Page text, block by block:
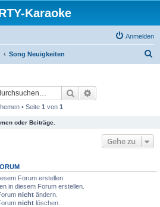
Karaoke
Anmelden
Song Neuigkeiten
Suche
• Seite 1 von 1
oder Beiträge.
Gehe zu
Forum erstellen.
in diesem Forum erstellen.
nicht ändern.
nicht löschen.